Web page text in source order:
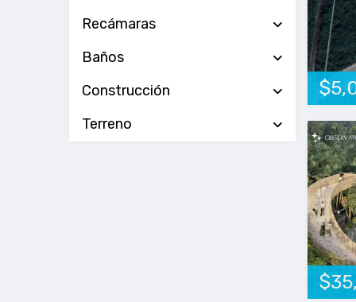
Recámaras
Baños
Construcción
Terreno